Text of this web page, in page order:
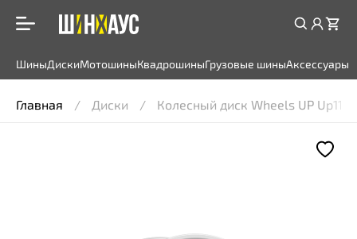
ШиныДискиМотошиныКвадрошиныГрузовые шиныАксессуары
Главная Диски Колесный диск Wheels UP Up114